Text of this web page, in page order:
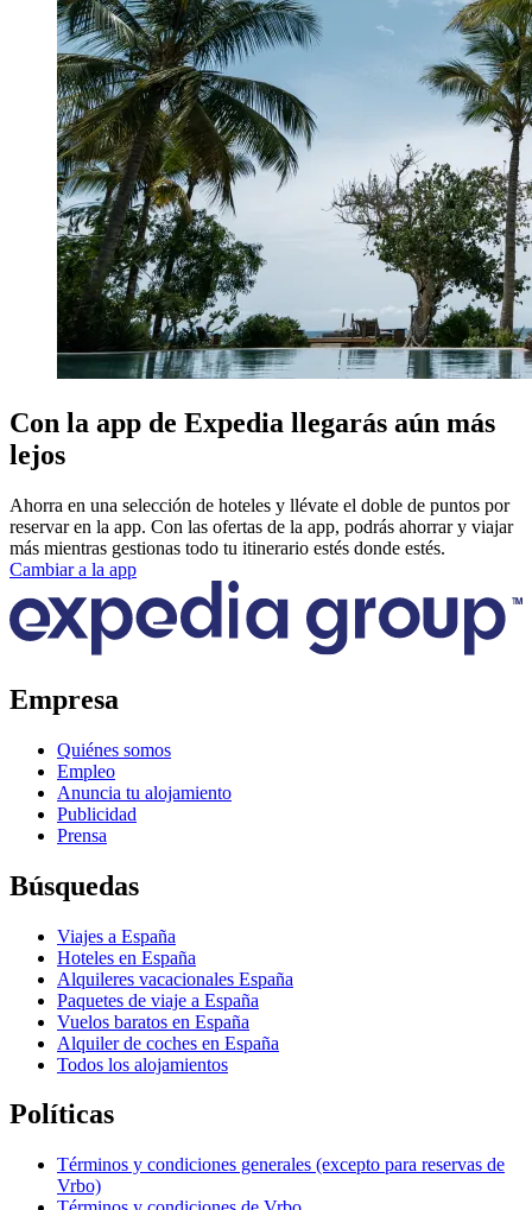
Con la app de Expedia llegarás aún más
lejos
Ahorra en una selección de hoteles y llévate el doble de puntos por
reservar en la app. Con las ofertas de la app, podrás ahorrar y viajar
más mientras gestionas todo tu itinerario estés donde estés.
Cambiar a la app
Empresa
Quiénes somos
Empleo
Anuncia tu alojamiento
Publicidad
Prensa
Búsquedas
Viajes a España
Hoteles en España
Alquileres vacacionales España
Paquetes de viaje a España
Vuelos baratos en España
Alquiler de coches en España
Todos los alojamientos
Políticas
Términos y condiciones generales (excepto para reservas de
Vrbo)